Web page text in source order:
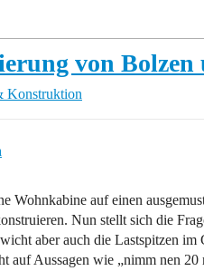
von
Konstruktion
Wohnkabine auf einen
Nun stellt sich die
aber auch die Lastspitzen im
auf Aussagen wie „nimm nen